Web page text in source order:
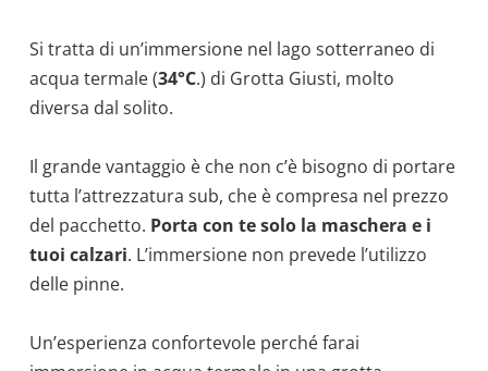
Si tratta di un’immersione nel lago sotterraneo di
acqua termale (34°C.) di Grotta Giusti, molto
diversa dal solito.
Il grande vantaggio è che non c’è bisogno di portare
tutta l’attrezzatura sub, che è compresa nel prezzo
del pacchetto. Porta con te solo la maschera e i
tuoi calzari. L’immersione non prevede l’utilizzo
delle pinne.
Un’esperienza confortevole perché farai